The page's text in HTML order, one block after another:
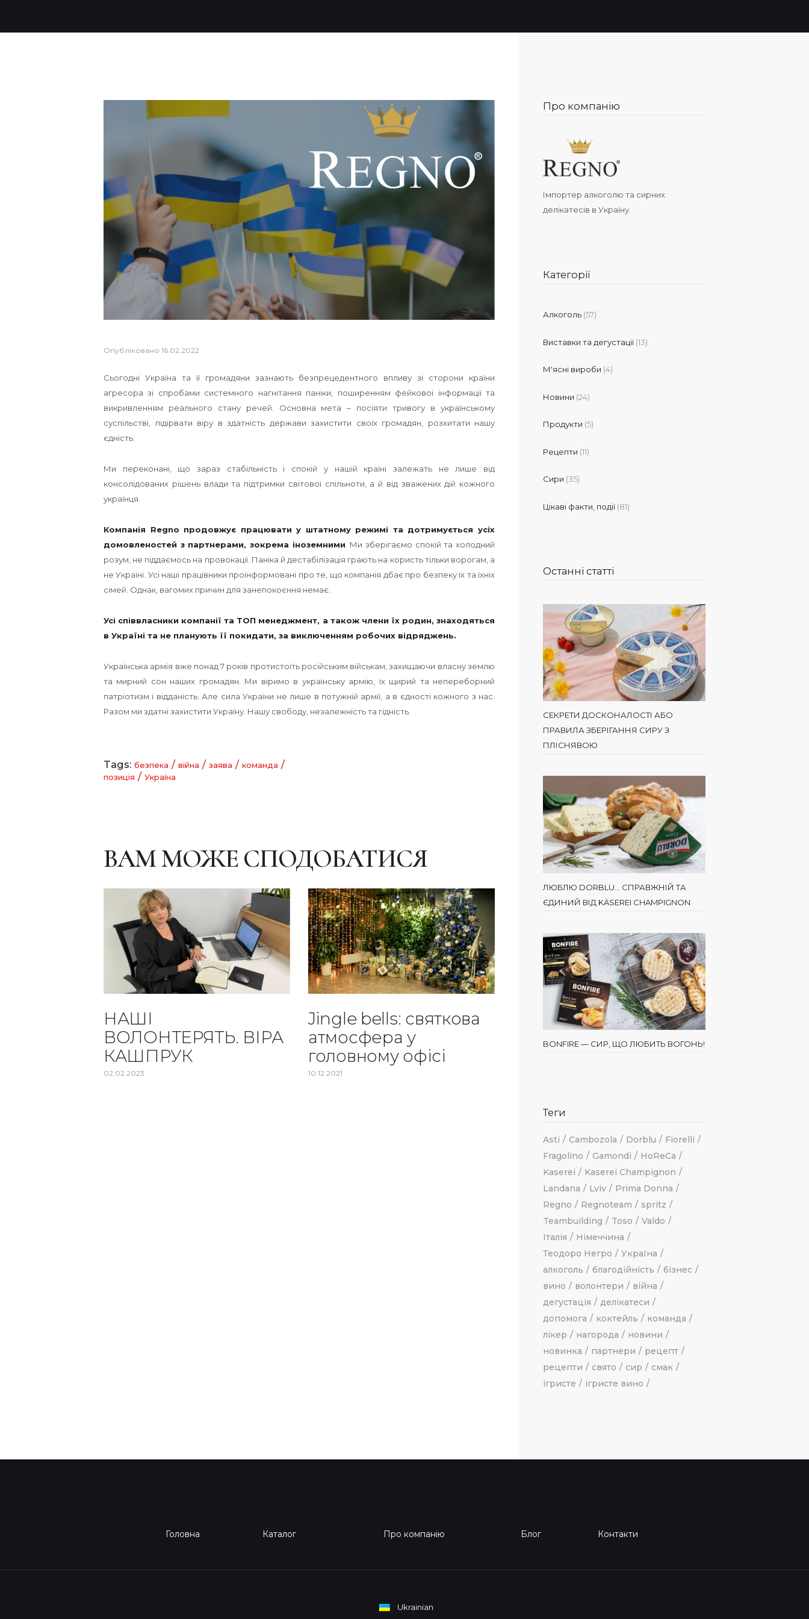
Опубліковано 16.02.2022
Сьогодні Україна та її громадяни зазнають безпрецедентного впливу зі сторони країни
агресора зі спробами системного нагнітання паніки, поширенням фейкової інформації та
викривленням реального стану речей. Основна мета – посіяти тривогу в українському
суспільстві, підірвати віру в здатність держави захистити своїх громадян, розхитати нашу
єдність.
Ми переконані, що зараз стабільність і спокій у нашій країні залежать не лише від
консолідованих рішень влади та підтримки світової спільноти, а й від зважених дій кожного
українця.
Компанія Regno продовжує працювати у штатному режимі та дотримується усіх
домовленостей з партнерами, зокрема іноземними . Ми зберігаємо спокій та холодний
розум, не піддаємось на провокації. Паніка й дестабілізація грають на користь тільки ворогам, а
не Україні. Усі наші працівники проінформовані про те, що компанія дбає про безпеку їх та їхніх
сімей. Однак, вагомих причин для занепокоєння немає.
Усі співвласники компанії та ТОП менеджмент, а також члени їх родин, знаходяться
в Україні та не планують її покидати, за виключенням робочих відряджень.
Українська армія вже понад 7 років протистоїть російським військам, захищаючи власну землю
та мирний сон наших громадян. Ми віримо в українську армію, їх щирий та непереборний
патріотизм і відданість. Але сила України не лише в потужній армії, а в єдності кожного з нас.
Разом ми здатні захистити Україну. Нашу свободу, незалежність та гідність.
Tags: безпека / війна / заява / команда /
позиція / Україна
ВАМ МОЖЕ СПОДОБАТИСЯ
НАШІ
ВОЛОНТЕРЯТЬ. ВІРА
КАШПРУК
02.02.2023
Jingle bells: святкова
атмосфера у
головному офісі
10.12.2021
Про компанію
Імпортер алкоголю та сирних
делікатесів в Україну.
Категорії
Алкоголь (57)
Виставки та дегустації (13)
М'ясні вироби (4)
Новини (24)
Продукти (5)
Рецепти (11)
Сири (35)
Цікаві факти, події (81)
Останні статті
СЕКРЕТИ ДОСКОНАЛОСТІ АБО
ПРАВИЛА ЗБЕРІГАННЯ СИРУ З
ПЛІСНЯВОЮ
ЛЮБЛЮ DORBLU… СПРАВЖНІЙ ТА
ЄДИНИЙ ВІД KÄSEREI CHAMPIGNON
BONFIRE — СИР, ЩО ЛЮБИТЬ ВОГОНЬ!
Теги
Asti Cambozola Dorblu
Fiorelli
Fragolino
Gamondi
HoReCa
Kaserei
Kaserei Champignon
Landana
Lviv
Prima Donna
Regno
Regnoteam
spritz
Teambuilding
Toso
Valdo
Італія
Німеччина
Теодоро Негро
Україна
алкоголь
благодійність
бізнес
вино
волонтери
війна
дегустація
делікатеси
допомога
коктейль
команда
лікер
нагорода
новини
новинка
партнери
рецепт
рецепти
свято сир
смак
ігристе
ігристе вино
Головна Каталог Про компанію Блог Контакти
Ukrainian